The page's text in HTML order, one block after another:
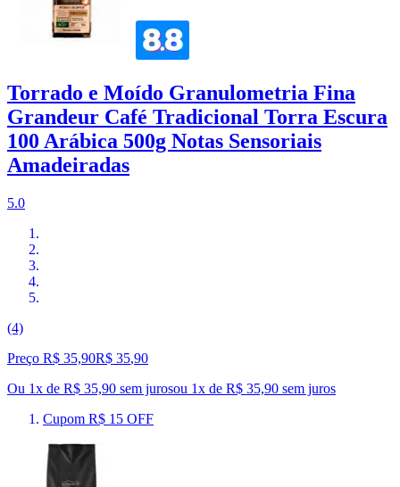
Torrado e Moído Granulometria Fina
Grandeur Café Tradicional Torra Escura
100 Arábica 500g Notas Sensoriais
Amadeiradas
5.0
(4)
Preço R$ 35,90R$ 35,90
Ou 1x de R$ 35,90 sem jurosou 1x de R$ 35,90 sem juros
Cupom R$ 15 OFF